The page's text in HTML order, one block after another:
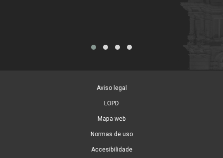
Aviso legal
LOPD
Mapa web
Normas de uso
Accesibilidade